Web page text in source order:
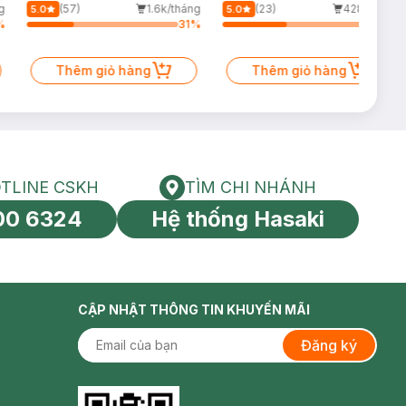
Giảm Dầu 500ml
5.0 (57)
1.6k/tháng
31%
Thêm giỏ hàng
60ml (Mới)
5.0 (23)
428/tháng
Thêm giỏ hàng
toàn cầu
HOTLINE CSKH
CSKH
6324
Tìm chi nhánh
TÌM CHI NHÁNH
Hệ thống Hasaki
CẬP NHẬT THÔNG TIN KHUYẾN MÃI
Đăng ký